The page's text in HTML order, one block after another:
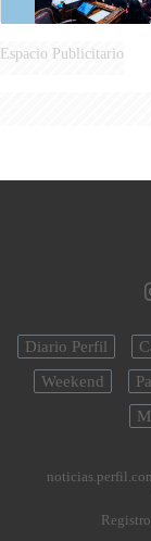
Espacio Publicitario
Diario Perfil
Weekend